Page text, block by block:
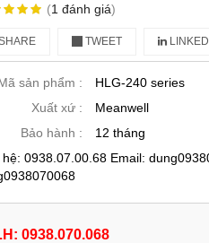
(1 đánh giá)
TWEET
sản phẩm :
HLG-240 series
Xuất xứ :
Meanwell
Bảo hành :
12 tháng
hệ: 0938.07.00.68 Email:
0938.070.068